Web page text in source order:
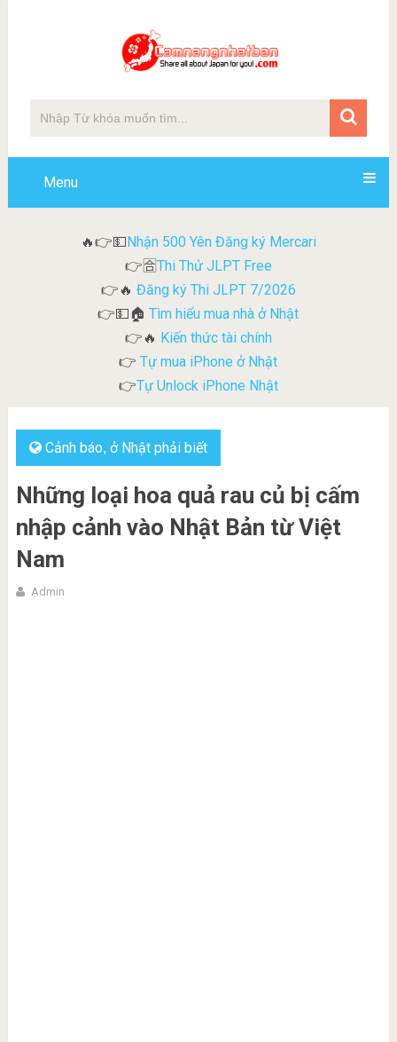
Menu
🔥👉💵Nhận 500 Yên Đăng ký Mercari
👉🈴Thi Thử JLPT Free
👉🔥 Đăng ký Thi JLPT 7/2026
👉💵🏠Tìm hiểu mua nhà ở Nhật
👉🔥 Kiến thức tài chính
👉 Tự mua iPhone ở Nhật
👉Tự Unlock iPhone Nhật
Cảnh báo, ở Nhật phải biết
Những loại hoa quả rau củ bị cấm
nhập cảnh vào Nhật Bản từ Việt
Nam
Admin